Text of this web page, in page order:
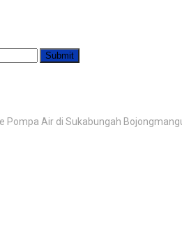
Submit
Pompa Air di Sukabungah